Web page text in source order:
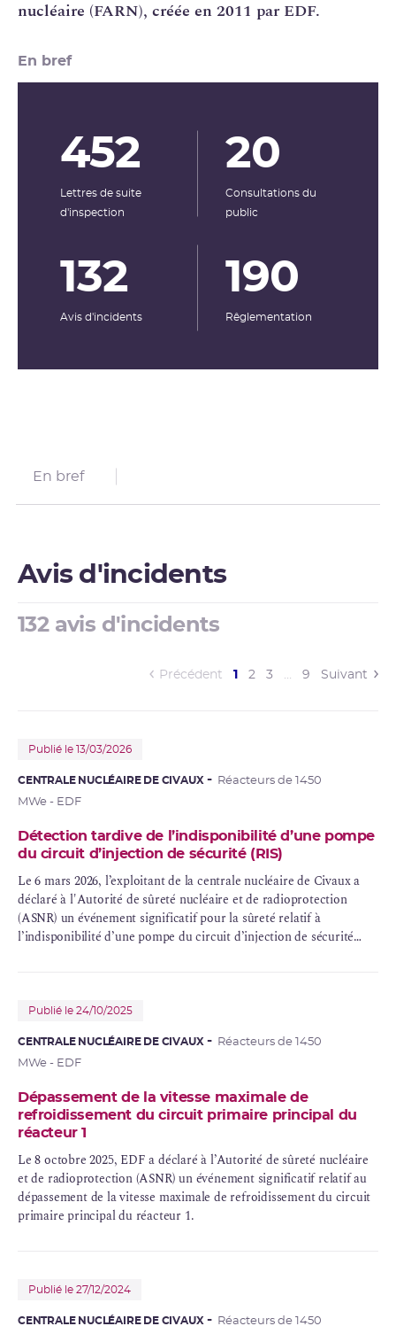
nucléaire (FARN), créée en 2011 par EDF.
En bref
452
Lettres de suite
d'inspection
20
Consultations du
public
132
Avis d'incidents
190
Rêglementation
En bref
Avis d'incidents
132 avis d'incidents
Précédent 1 (current)
2 3 … 9 Suivant
Publié le 13/03/2026
CENTRALE NUCLÉAIRE DE CIVAUX
Réacteurs de 1450
MWe - EDF
Détection tardive de l’indisponibilité d’une pompe
du circuit d’injection de sécurité (RIS)
Le 6 mars 2026, l’exploitant de la centrale nucléaire de Civaux a
déclaré à l'Autorité desûreté nucléaire et de radioprotection
(ASNR) unévénement significatifpour la sûreté relatif à
l’indisponibilité d’une pompe ducircuit d’injection de sécurité
Publié le 24/10/2025
CENTRALE NUCLÉAIRE DE CIVAUX
Réacteurs de 1450
MWe - EDF
Dépassement de la vitesse maximale de
refroidissement du circuit primaire principal du
réacteur 1
Le 8 octobre 2025, EDF a déclaré à l’Autorité de sûreté nucléaire
et de radioprotection (ASNR) un événement significatif relatif au
dépassement de la vitesse maximale de refroidissement ducircuit
primaire principal du réacteur 1.
Publié le 27/12/2024
CENTRALE NUCLÉAIRE DE CIVAUX Réacteurs de 1450